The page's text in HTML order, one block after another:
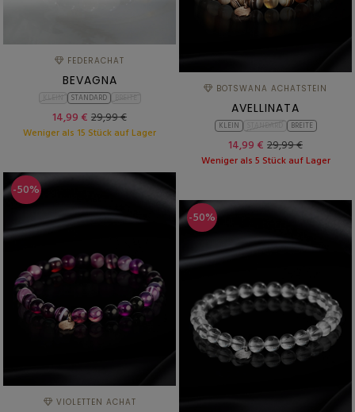
FEDERACHAT
BEVAGNA
STANDARD
14,99 € 29,99 €
Weniger als 15 Stück auf Lager
BOTSWANA ACHATSTEIN
AVELLINATA
KLEIN BREITE
14,99 € 29,99 €
Weniger als 5 Stück auf Lager
-50%
VIOLETTEN ACHAT
-50%